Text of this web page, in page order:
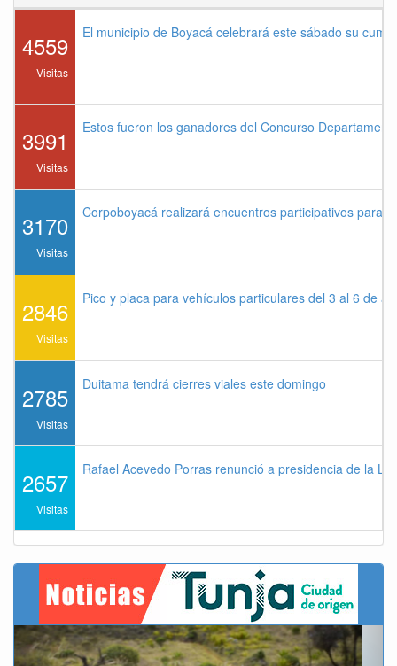
4559
Visitas
El municipio de Boyacá celebrará este sábado su
3991
Visitas
Estos fueron los ganadores del Concurso
3170
Visitas
Corpoboyacá realizará encuentros participativos para
2846
Visitas
Pico y placa para vehículos particulares del 3 al 6 de
2785
Visitas
Duitama tendrá cierres viales este domingo
2657
Visitas
Rafael Acevedo Porras renunció a presidencia de la
Previous Next